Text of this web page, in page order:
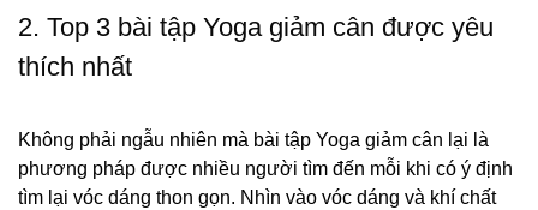
2. Top 3 bài tập Yoga giảm cân được yêu
thích nhất
Không phải ngẫu nhiên mà bài tập Yoga giảm cân lại là
phương pháp được nhiều người tìm đến mỗi khi có ý định
tìm lại vóc dáng thon gọn. Nhìn vào vóc dáng và khí chất